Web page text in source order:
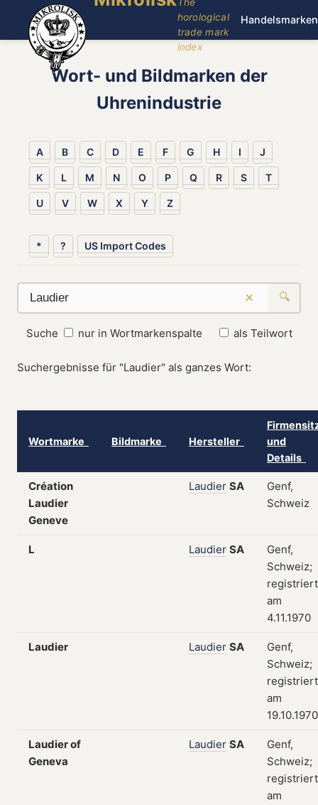
horological
trade mark
index
Handelsmarken
Wort- und Bildmarken der
Uhrenindustrie
A B C D E F G H I J
K L M N O P Q R S T
U V W X Y Z
* ? US Import Codes
× 🔍
Suche nur in Wortmarkenspalte als Teilwort
Suchergebnisse für "Laudier" als ganzes Wort:
Wortmarke Bildmarke Hersteller
und
Details
Création
Laudier
Geneve
Laudier SA
Genf,
Schweiz
L Laudier SA
Genf,
Schweiz;
registriert
am
4.11.1970
Laudier Laudier SA
Genf,
Schweiz;
registriert
am
19.10.1970
Laudier of
Geneva
Laudier SA
Genf,
Schweiz;
registriert
am